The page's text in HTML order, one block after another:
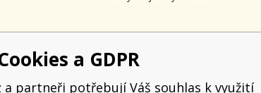
a GDPR
a partneři potřebují Váš souhlas k využití